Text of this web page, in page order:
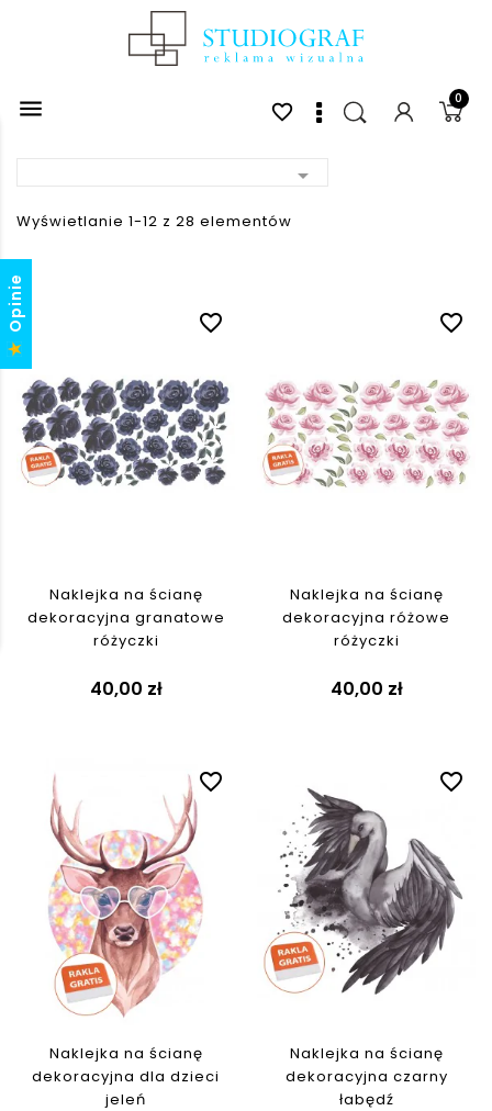
 0
favorite_border

Wyświetlanie 1-12 z 28 elementów
favorite_border
Naklejka na ścianę
dekoracyjna granatowe
różyczki
40,00 zł
favorite_border
Naklejka na ścianę
dekoracyjna różowe
różyczki
40,00 zł
favorite_border
Naklejka na ścianę
dekoracyjna dla dzieci
jeleń
favorite_border
Naklejka na ścianę
dekoracyjna czarny
łabędź
Opinie